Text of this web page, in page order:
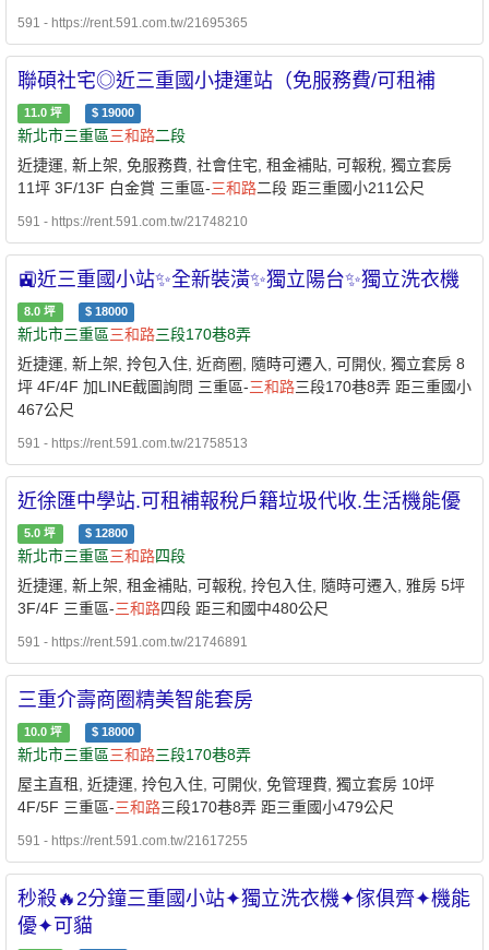
591 - https://rent.591.com.tw/21695365
聯碩社宅◎近三重國小捷運站（免服務費/可租補
11.0 坪 $ 19000
新北市三重區三和路二段
近捷運, 新上架, 免服務費, 社會住宅, 租金補貼, 可報稅, 獨立套房
11坪 3F/13F 白金賞 三重區-三和路二段 距三重國小211公尺
591 - https://rent.591.com.tw/21748210
🚉近三重國小站✨全新裝潢✨獨立陽台✨獨立洗衣機
8.0 坪 $ 18000
新北市三重區三和路三段170巷8弄
近捷運, 新上架, 拎包入住, 近商圈, 隨時可遷入, 可開伙, 獨立套房 8
坪 4F/4F 加LINE截圖詢問 三重區-三和路三段170巷8弄 距三重國小
467公尺
591 - https://rent.591.com.tw/21758513
近徐匯中學站.可租補報稅戶籍垃圾代收.生活機能優
5.0 坪 $ 12800
新北市三重區三和路四段
近捷運, 新上架, 租金補貼, 可報稅, 拎包入住, 隨時可遷入, 雅房 5坪
3F/4F 三重區-三和路四段 距三和國中480公尺
591 - https://rent.591.com.tw/21746891
三重介壽商圈精美智能套房
10.0 坪 $ 18000
新北市三重區三和路三段170巷8弄
屋主直租, 近捷運, 拎包入住, 可開伙, 免管理費, 獨立套房 10坪
4F/5F 三重區-三和路三段170巷8弄 距三重國小479公尺
591 - https://rent.591.com.tw/21617255
秒殺🔥2分鐘三重國小站✦獨立洗衣機✦傢俱齊✦機能
優✦可貓